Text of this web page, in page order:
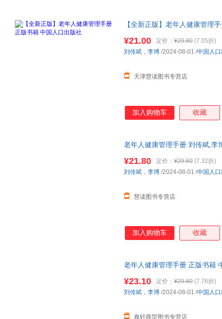
【全新正版】老年人健康管理
¥21.00 定价： ¥29.80 (7.05折)
天津慧读图书专营店
刘传斌 ， 李博 /2024-08-01 /中国人
加入购物车 收藏
老年人健康管理手册 刘传斌,李
¥21.80 定价： ¥29.80 (7.32折)
慧读图书专营店
刘传斌 ， 李博 /2024-08-01 /中国人
加入购物车 收藏
老年人健康管理手册 正版书籍
¥23.10 定价： ¥29.80 (7.76折)
典轩商贸图书专营店
刘传斌 ， 李博 /2024-08-01 /中国人